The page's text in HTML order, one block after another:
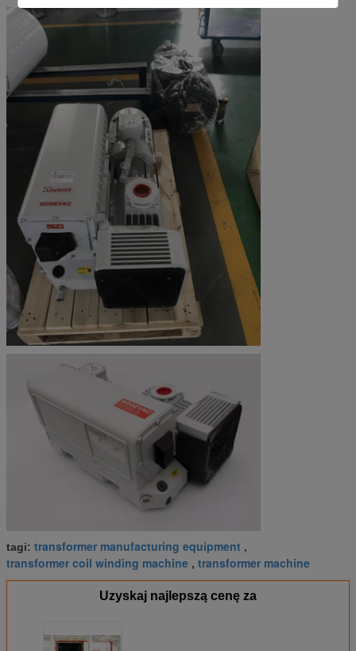
tagi: transformer manufacturing equipment ,
transformer coil winding machine , transformer machine
Uzyskaj najlepszą cenę za